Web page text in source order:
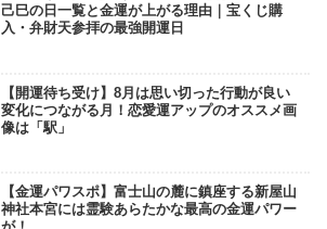
己巳の日一覧と金運が上がる理由｜宝くじ購
入・弁財天参拝の最強開運日
【開運待ち受け】8月は思い切った行動が良い
変化につながる月！恋愛運アップのオススメ画
像は「駅」
【金運パワスポ】富士山の麓に鎮座する新屋山
神社本宮には霊験あらたかな最高の金運パワー